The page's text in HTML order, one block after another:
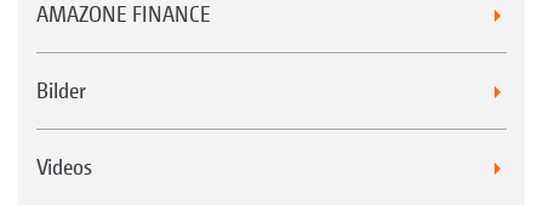
AMAZONE FINANCE
Bilder
Videos